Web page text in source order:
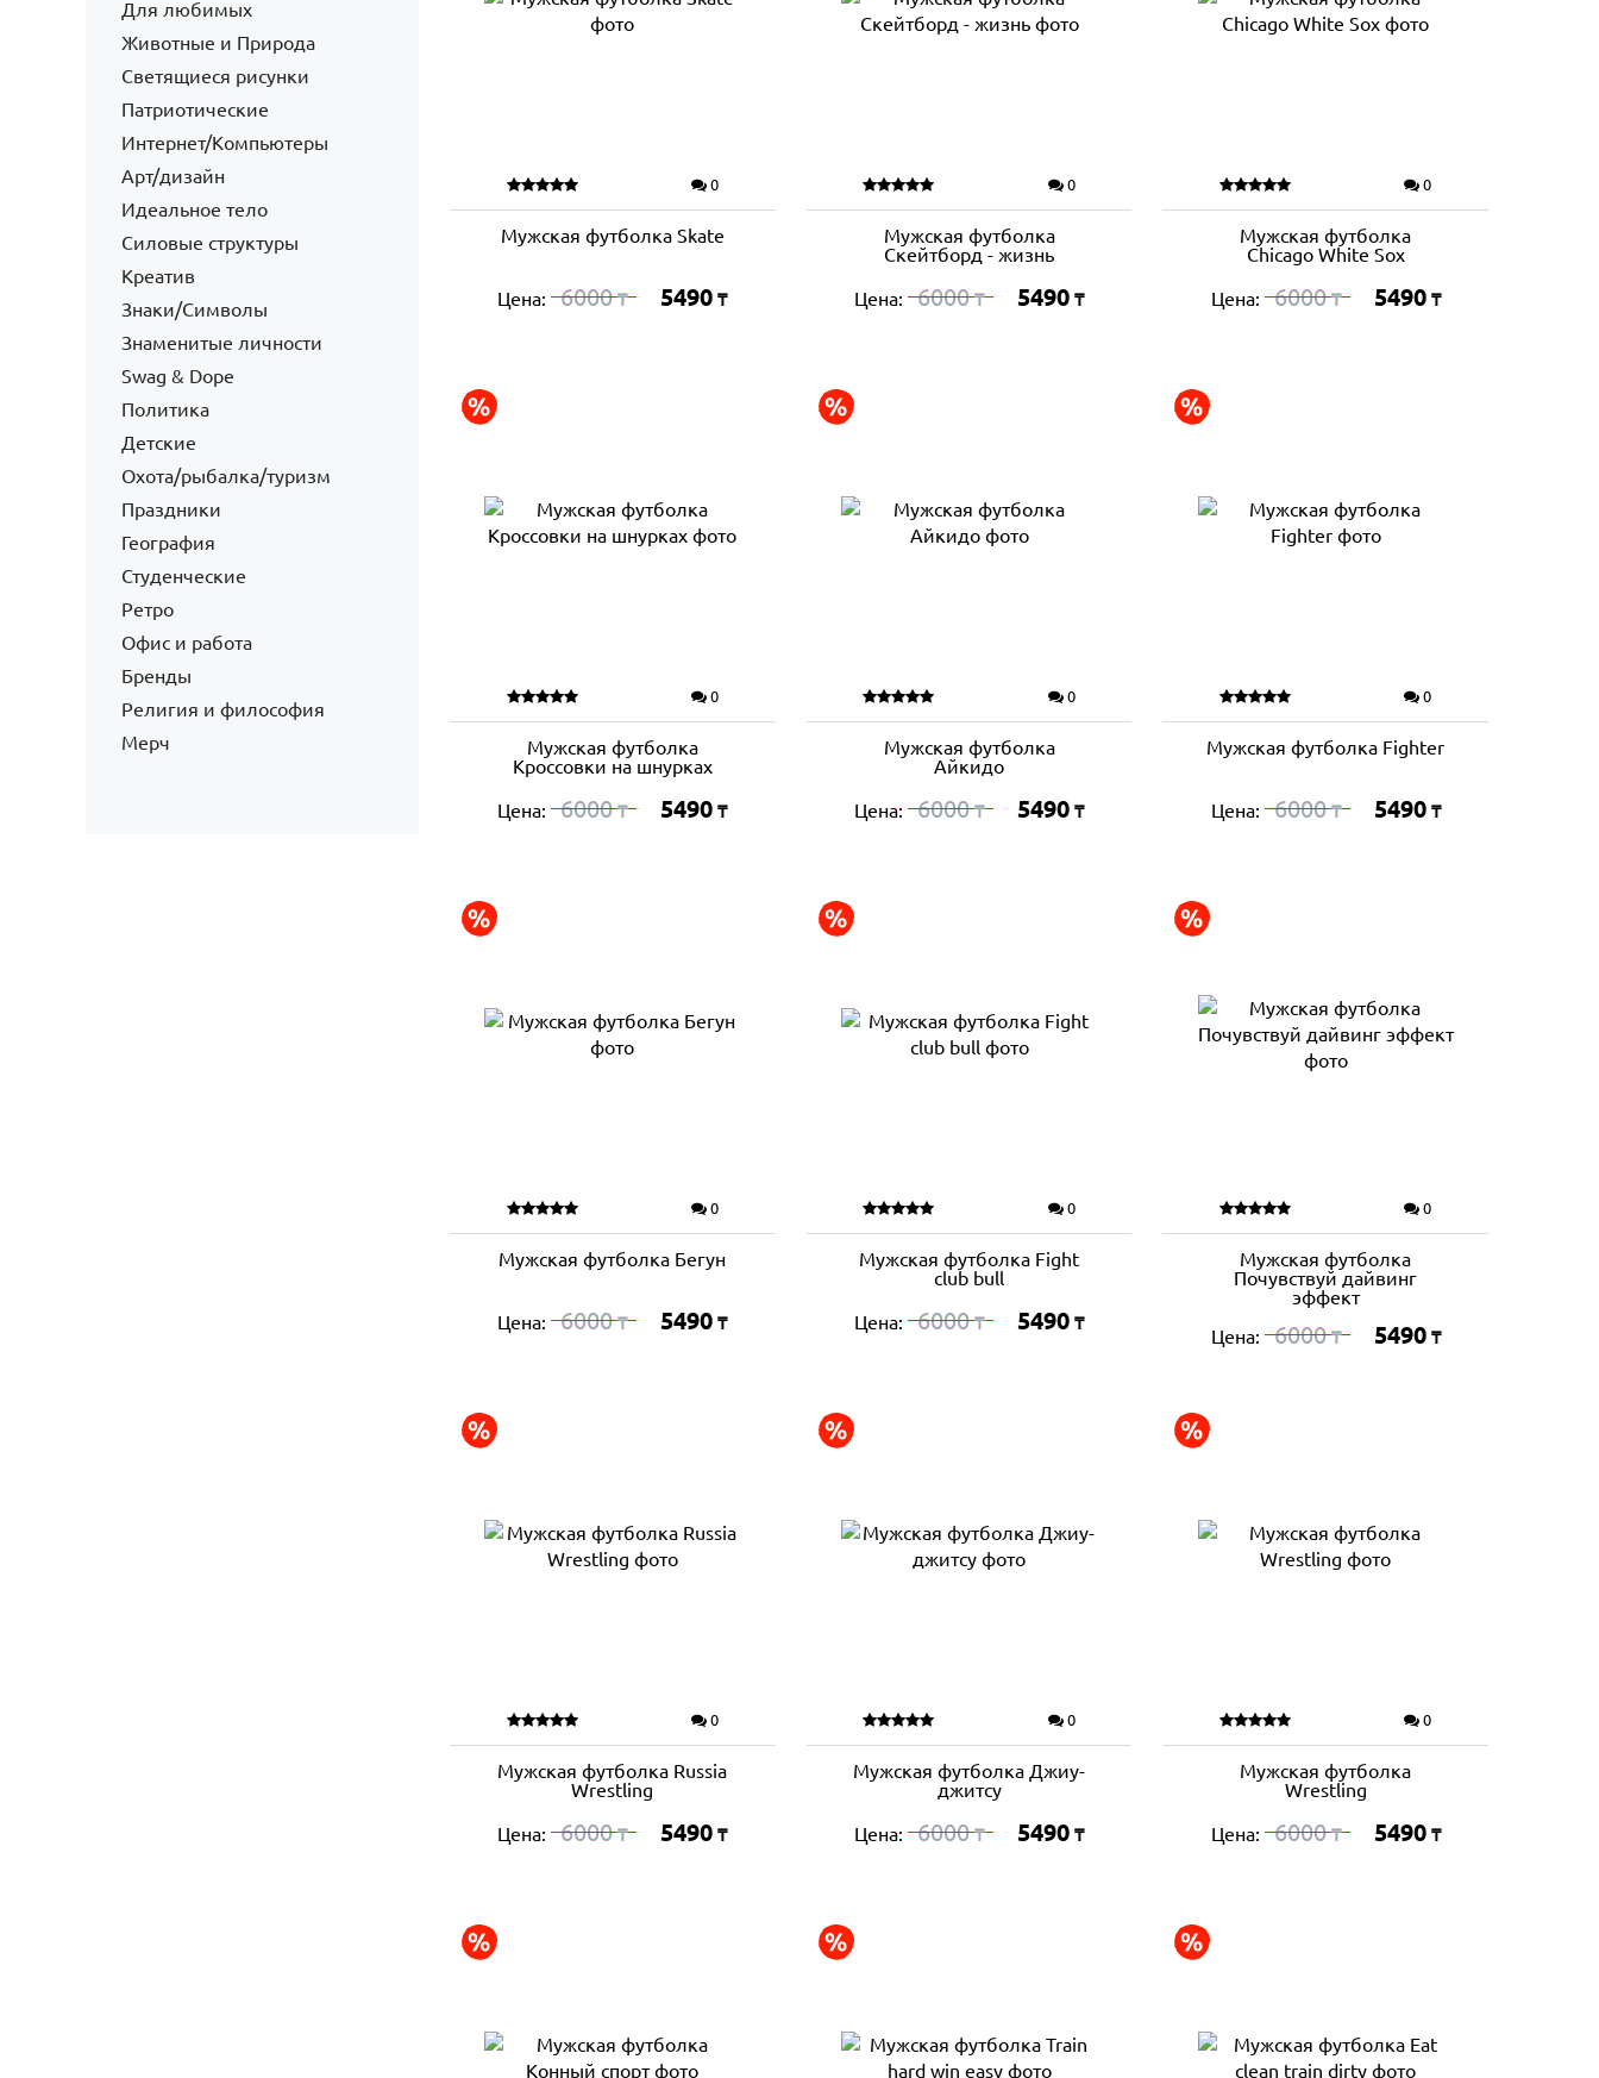
Для любимых
Животные и Природа
Светящиеся рисунки
Патриотические
Интернет/Компьютеры
Арт/дизайн
Идеальное тело
Силовые структуры
Креатив
Знаки/Символы
Знаменитые личности
Swag & Dope
Политика
Детские
Охота/рыбалка/туризм
Праздники
География
Студенческие
Ретро
Офис и работа
Бренды
Религия и философия
Мерч
0
Мужская футболка Skate
Цена: 6000₸ 5490 ₸
0
Мужская футболка
Скейтборд - жизнь
Цена: 6000₸ 5490 ₸
0
Мужская футболка
Chicago White Sox
Цена: 6000₸ 5490 ₸
0
Мужская футболка
Кроссовки на шнурках
Цена: 6000₸ 5490 ₸
0
Мужская футболка
Айкидо
Цена: 6000₸ 5490 ₸
0
Мужская футболка Fighter
Цена: 6000₸ 5490 ₸
0
Мужская футболка Бегун
Цена: 6000₸ 5490 ₸
0
Мужская футболка Fight
club bull
Цена: 6000₸ 5490 ₸
0
Мужская футболка
Почувствуй дайвинг
эффект
Цена:
6000₸ 5490 ₸
0
Мужская футболка Russia
Wrestling
Цена: 6000₸ 5490 ₸
0
Мужская футболка Джиу-
джитсу
Цена: 6000₸ 5490 ₸
0
Мужская футболка
Wrestling
Цена: 6000₸ 5490 ₸